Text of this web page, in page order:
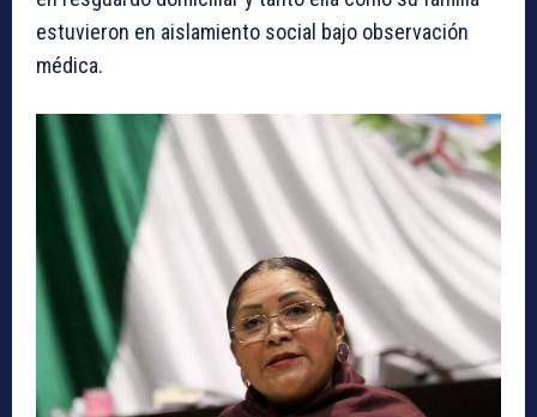
estuvieron en aislamiento social bajo observación
médica.